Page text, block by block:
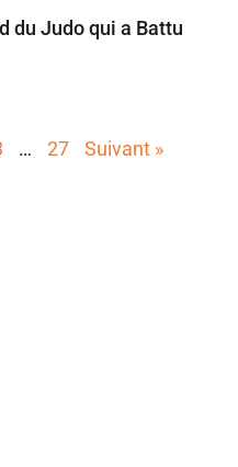
du Judo qui a Battu
… 27 Suivant »